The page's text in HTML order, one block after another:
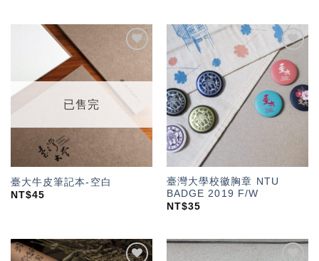
望輕
已售完
臺大牛皮筆記本-空白
NT$45
加入
「願
望輕
單」
臺灣大學校徽胸章 NTU
BADGE 2019 F/W
NT$35